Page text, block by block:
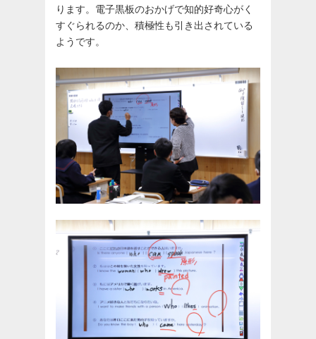
ります。電子黒板のおかげで知的好奇心がく
すぐられるのか、積極性も引き出されている
ようです。